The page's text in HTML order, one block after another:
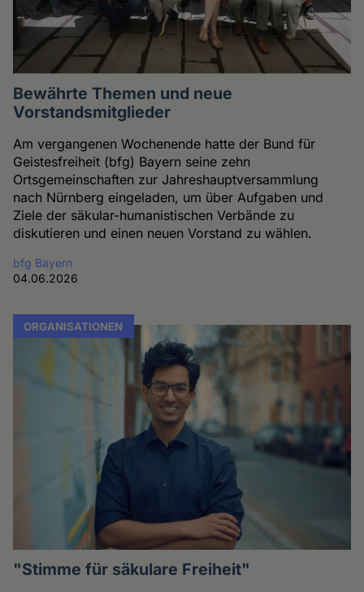
Bewährte Themen und neue
Vorstandsmitglieder
Am vergangenen Wochenende hatte der Bund für
Geistesfreiheit (bfg) Bayern seine zehn
Ortsgemeinschaften zur Jahreshauptversammlung
nach Nürnberg eingeladen, um über Aufgaben und
Ziele der säkular-humanistischen Verbände zu
diskutieren und einen neuen Vorstand zu wählen.
bfg Bayern
04.06.2026
ORGANISATIONEN
"Stimme für säkulare Freiheit"